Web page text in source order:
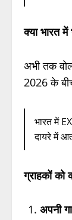
क्या भारत में
अभी तक
2026 के
भारत में
दायरे में
ग्राहकों को
अपनी